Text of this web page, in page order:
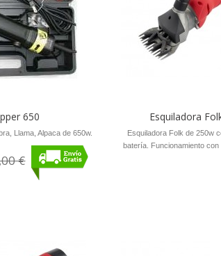
650
Llama, Alpaca de 650w.
€
Esquiladora
Esquiladora Folk de 250w
batería. Funcionamiento con